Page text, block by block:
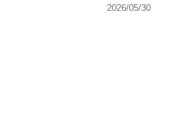
2026/05/30